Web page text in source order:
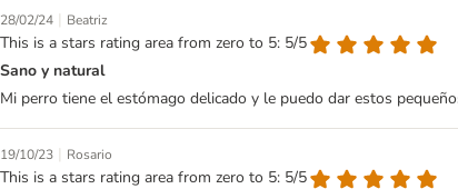
28/02/24 | Beatriz
This is a stars rating area from zero to 5: 5/5
Sano y natural
Mi perro tiene el estómago delicado y le puedo dar estos
19/10/23 | Rosario
This is a stars rating area from zero to 5: 5/5